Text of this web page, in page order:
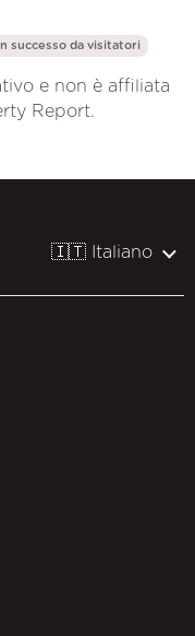
successo da visitatori
e non è affiliata
Report.
🇮🇹 Italiano